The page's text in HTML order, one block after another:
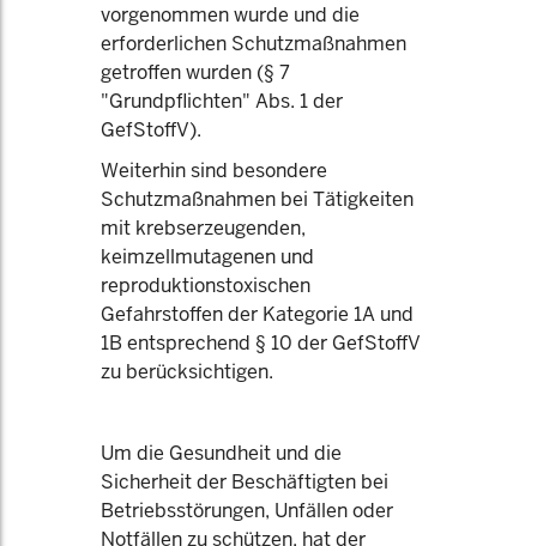
vorgenommen wurde und die
erforderlichen Schutzmaßnahmen
getroffen wurden (§ 7
"Grundpflichten" Abs. 1 der
GefStoffV).
Weiterhin sind besondere
Schutzmaßnahmen bei Tätigkeiten
mit krebserzeugenden,
keimzellmutagenen und
reproduktionstoxischen
Gefahrstoffen der Kategorie 1A und
1B entsprechend § 10 der GefStoffV
zu berücksichtigen.
Um die Gesundheit und die
Sicherheit der Beschäftigten bei
Betriebsstörungen, Unfällen oder
Notfällen zu schützen, hat der